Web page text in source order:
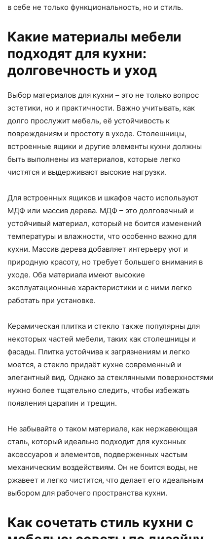
в себе не только функциональность, но и стиль.
Какие материалы мебели
подходят для кухни:
долговечность и уход
Выбор материалов для кухни – это не только вопрос
эстетики, но и практичности. Важно учитывать, как
долго прослужит мебель, её устойчивость к
повреждениям и простоту в уходе. Столешницы,
встроенные ящики и другие элементы кухни должны
быть выполнены из материалов, которые легко
чистятся и выдерживают высокие нагрузки.
Для встроенных ящиков и шкафов часто используют
МДФ или массив дерева. МДФ – это долговечный и
устойчивый материал, который не боится изменений
температуры и влажности, что особенно важно для
кухни. Массив дерева добавляет интерьеру уют и
природную красоту, но требует большего внимания в
уходе. Оба материала имеют высокие
эксплуатационные характеристики и с ними легко
работать при установке.
Керамическая плитка и стекло также популярны для
некоторых частей мебели, таких как столешницы и
фасады. Плитка устойчива к загрязнениям и легко
моется, а стекло придаёт кухне современный и
элегантный вид. Однако за стеклянными поверхностями
нужно более тщательно следить, чтобы избежать
появления царапин и трещин.
Не забывайте о таком материале, как нержавеющая
сталь, который идеально подходит для кухонных
аксессуаров и элементов, подверженных частым
механическим воздействиям. Он не боится воды, не
ржавеет и легко чистится, что делает его идеальным
выбором для рабочего пространства кухни.
Как сочетать стиль кухни с